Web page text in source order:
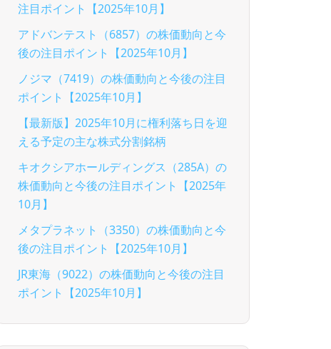
注目ポイント【2025年10月】
アドバンテスト（6857）の株価動向と今
後の注目ポイント【2025年10月】
ノジマ（7419）の株価動向と今後の注目
ポイント【2025年10月】
【最新版】2025年10月に権利落ち日を迎
える予定の主な株式分割銘柄
キオクシアホールディングス（285A）の
株価動向と今後の注目ポイント【2025年
10月】
メタプラネット（3350）の株価動向と今
後の注目ポイント【2025年10月】
JR東海（9022）の株価動向と今後の注目
ポイント【2025年10月】